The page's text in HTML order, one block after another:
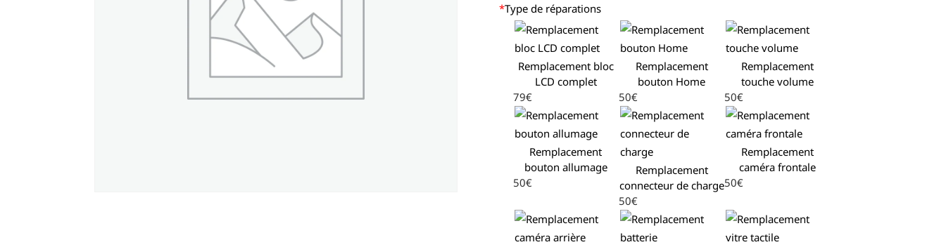
*Type de réparations
Remplacement bloc
LCD complet
79€
Remplacement
bouton Home
50€
Remplacement
touche volume
50€
Remplacement
bouton allumage
50€
Remplacement
connecteur de charge
50€
Remplacement
caméra frontale
50€